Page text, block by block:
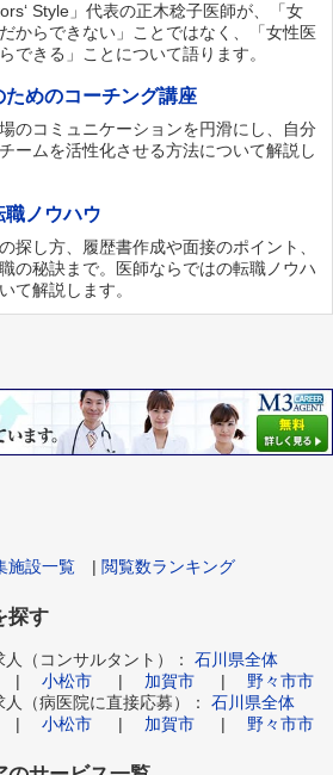
Style」代表の正木稔子医師が、「女
からできない」ことではなく、「女性医
できる」ことについて語ります。
ためのコーチング講座
のコミュニケーションを円滑にし、自分
ームを活性化させる方法について解説し
職ノウハウ
探し方、履歴書作成や面接のポイント、
の秘訣まで。医師ならではの転職ノウハ
て解説します。
施設一覧 | 閲覧数ランキング
探す
（コンサルタント）： 石川県全体
| 小松市 | 加賀市 | 野々市市
（病医院に直接応募）： 石川県全体
| 小松市 | 加賀市 | 野々市市